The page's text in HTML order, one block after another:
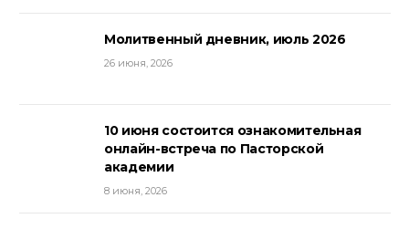
Молитвенный дневник, июль 2026
26 июня, 2026
10 июня состоится ознакомительная
онлайн-встреча по Пасторской
академии
8 июня, 2026